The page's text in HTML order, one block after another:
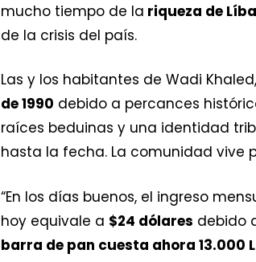
mucho tiempo de la riqueza de
de la crisis del país.
Las y los habitantes de Wadi
de 1990 debido a percances
raíces beduinas y una identidad
hasta la fecha. La comunidad vive
“En los días buenos, el ingreso
hoy equivale a $24 dólares debido
barra de pan cuesta ahora 13.000